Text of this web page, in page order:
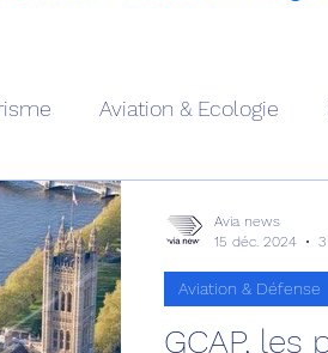
Aviation & Ecologie
aériens
Avion expérimental
GCAP,
Aviation & Défense
Avia news
15 déc. 2024